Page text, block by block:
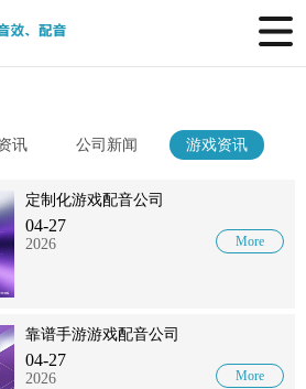
讯 公司新闻 游戏资讯
定制化游戏配音公司
04-27
2026 More
靠谱手游游戏配音公司
04-27
2026 More